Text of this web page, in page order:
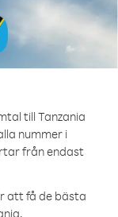
till Tanzania
nummer i
från endast
att få de bästa